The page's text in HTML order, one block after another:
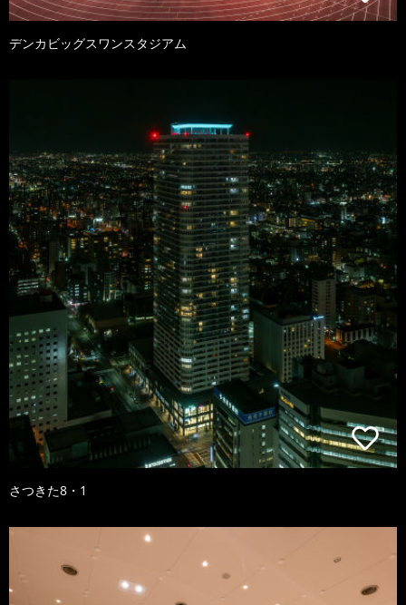
デンカビッグスワンスタジアム
さつきた8・1